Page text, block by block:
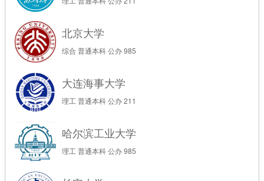
北京大学
综合 普通本科公办985
大连海事大学
理工 普通本科公办211
哈尔滨工业大学
理工 普通本科公办985